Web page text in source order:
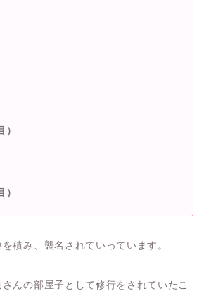
）
）
積み、襲名されていっています。
んの部屋子として修行をされていたこ